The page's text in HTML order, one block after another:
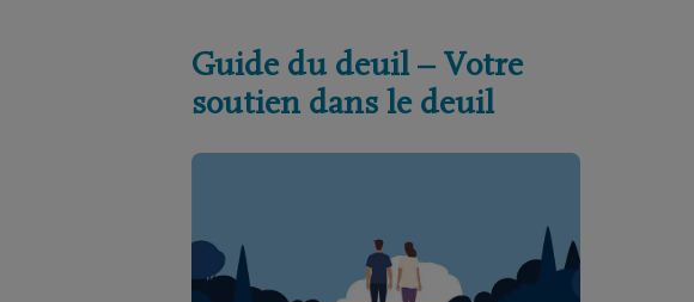
Guide du deuil – Votre
soutien dans le deuil